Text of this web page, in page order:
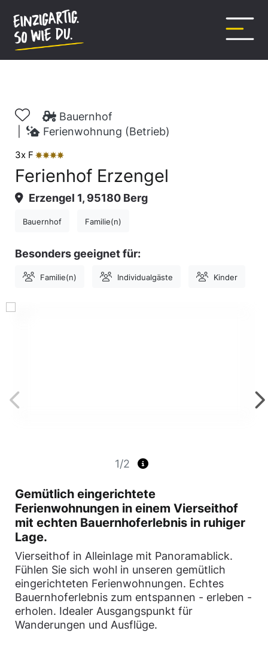
springen
Bauernhof
Ferienwohnung (Betrieb)
3x F ȚȚȚȚ
Ferienhof Erzengel
Erzengel 1, 95180 Berg
Bauernhof Familie(n)
Besonders geeignet für:
Familie(n) Individualgäste Kinder
1/2
Gemütlich eingerichtete
Ferienwohnungen in einem Vierseithof
mit echten Bauernhoferlebnis in ruhiger
Lage.
Vierseithof in Alleinlage mit Panoramablick.
Fühlen Sie sich wohl in unseren gemütlich
eingerichteten Ferienwohnungen. Echtes
Bauernhoferlebnis zum entspannen - erleben -
erholen. Idealer Ausgangspunkt für
Wanderungen und Ausflüge.